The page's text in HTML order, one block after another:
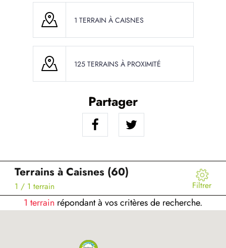
1 TERRAIN À CAISNES
125 TERRAINS À PROXIMITÉ
Partager
Terrains à Caisnes (60)
1 / 1 terrain Filtrer
1 terrain répondant à vos critères de recherche.